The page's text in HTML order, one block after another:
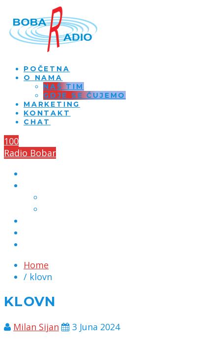
POČETNA
O NAMA
NAŠ TIM
GDJE SE ČUJEMO
MARKETING
KONTAKT
CHAT
100
Radio Bobar
Home
/ klovn
KLOVN
Milan Sijan 3 Juna 2024